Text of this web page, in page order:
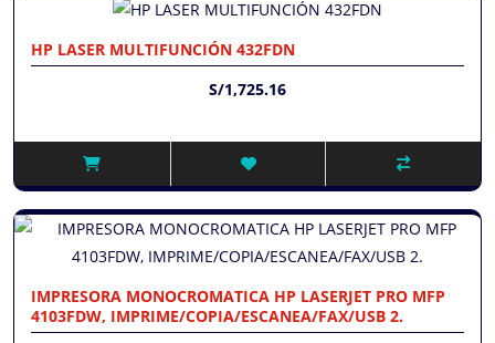
HP LASER MULTIFUNCIÓN 432FDN
S/1,725.16
IMPRESORA MONOCROMATICA HP LASERJET PRO MFP
4103FDW, IMPRIME/COPIA/ESCANEA/FAX/USB 2.